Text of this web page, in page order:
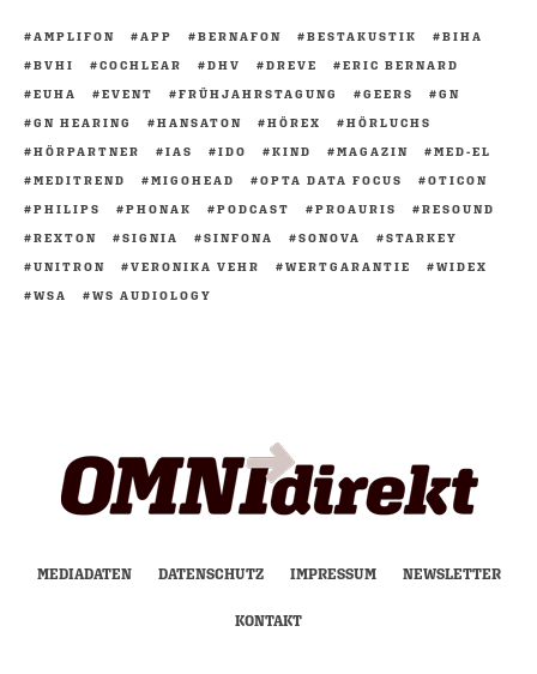
AMPLIFON APP BERNAFON BESTAKUSTIK
BIHA
BVHI
COCHLEAR DHV DREVE
ERIC BERNARD
EUHA
EVENT FRÜHJAHRSTAGUNG GEERS
GN
GN HEARING
HANSATON HÖREX
HÖRLUCHS
HÖRPARTNER
IAS IDO KIND MAGAZIN
MED-EL
MEDITREND
MIGOHEAD OPTA DATA FOCUS
OTICON
PHILIPS
PHONAK PODCAST PROAURIS
RESOUND
REXTON
SIGNIA SINFONA SONOVA
STARKEY
UNITRON
VERONIKA VEHR WERTGARANTIE
WIDEX
WSA
WS AUDIOLOGY
MEDIADATEN DATENSCHUTZ IMPRESSUM NEWSLETTER
KONTAKT